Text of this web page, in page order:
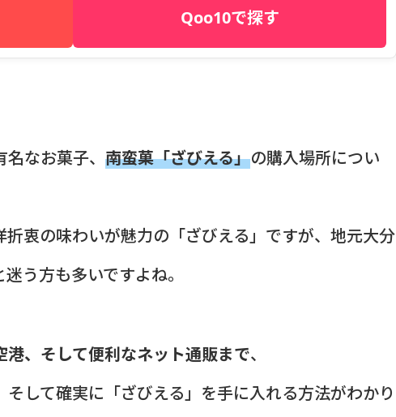
Qoo10で探す
なお菓子、 南蛮菓「ざびえる」の購入場所につい
衷の味わいが魅力の「ざびえる」ですが、地元大分
う方も多いですよね。
港、そして便利なネット通販まで、
して確実に「ざびえる」を手に入れる方法がわかり